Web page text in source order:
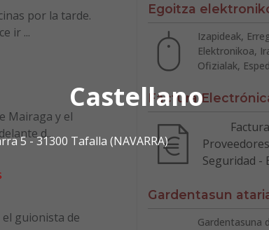
Castellano
5 - 31300 Tafalla (NAVARRA)
por la tarde.
ir ...
Mairaga y el
d...
guionista de
Egoitza
Izapideak,
Elektronikoa,
Ofizialak,
Factura
Seguridad -
Gardentasun
Gardentasuna